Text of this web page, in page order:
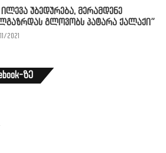
უბედურება, მერამდენე
გლოვობს პატარა ქალაქი”
2021
ზე